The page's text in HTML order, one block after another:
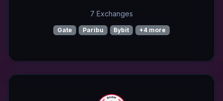
7 Exchanges
Gate Paribu Bybit +4 more